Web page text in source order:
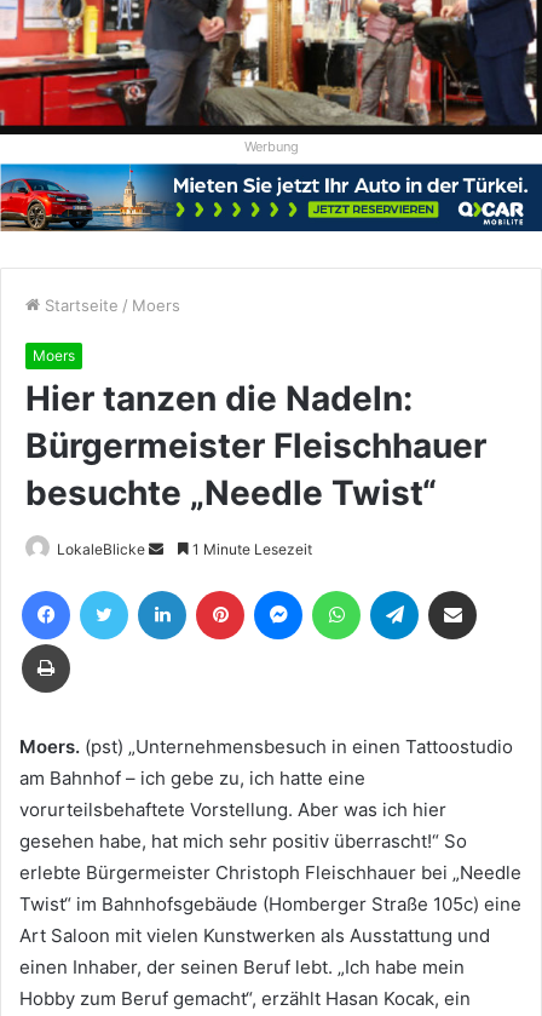
Werbung
Startseite / Moers
Moers
Hier tanzen die Nadeln:
Bürgermeister Fleischhauer
besuchte „Needle Twist“
LokaleBlicke
Sende
eine
E-
1 Minute Lesezeit
FacebookTwitter LinkedIn Pinterest MessengerWhatsAppTelegram
Drucken
Moers. (pst) „Unternehmensbesuch in einen Tattoostudio
am Bahnhof – ich gebe zu, ich hatte eine
vorurteilsbehaftete Vorstellung. Aber was ich hier
gesehen habe, hat mich sehr positiv überrascht!“ So
erlebte Bürgermeister Christoph Fleischhauer bei „Needle
Twist“ im Bahnhofsgebäude (Homberger Straße 105c) eine
Art Saloon mit vielen Kunstwerken als Ausstattung und
einen Inhaber, der seinen Beruf lebt. „Ich habe mein
Hobby zum Beruf gemacht“, erzählt Hasan Kocak, ein